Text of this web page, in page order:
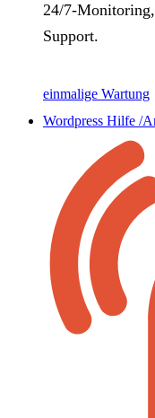
24/
Support.
einmalige Wartung
Wordpress Hilfe /